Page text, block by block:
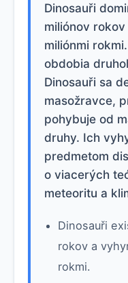
Dinosauři
miliónov
miliónmi
obdobia
Dinosauři sa
masožravce,
pohybuje od
druhy. Ich
predmetom
o viacerých
meteoritu a
Dinosauři
rokov a
rokmi.